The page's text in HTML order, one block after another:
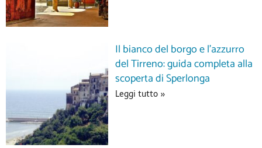
Il bianco del borgo e l’azzurro
del Tirreno: guida completa alla
scoperta di Sperlonga
Leggi tutto »